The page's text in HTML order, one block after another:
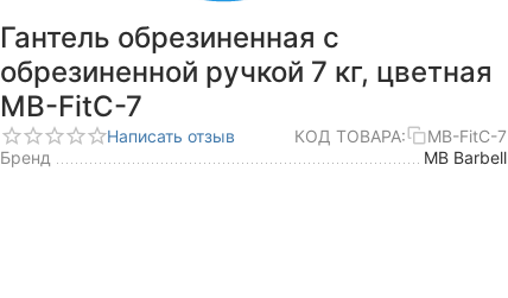
Гантель обрезиненная с
обрезиненной ручкой 7 кг, цветная
MB-FitC-7
Написать отзыв КОД ТОВАРА:
MB-FitC-7
Бренд
MB Barbell